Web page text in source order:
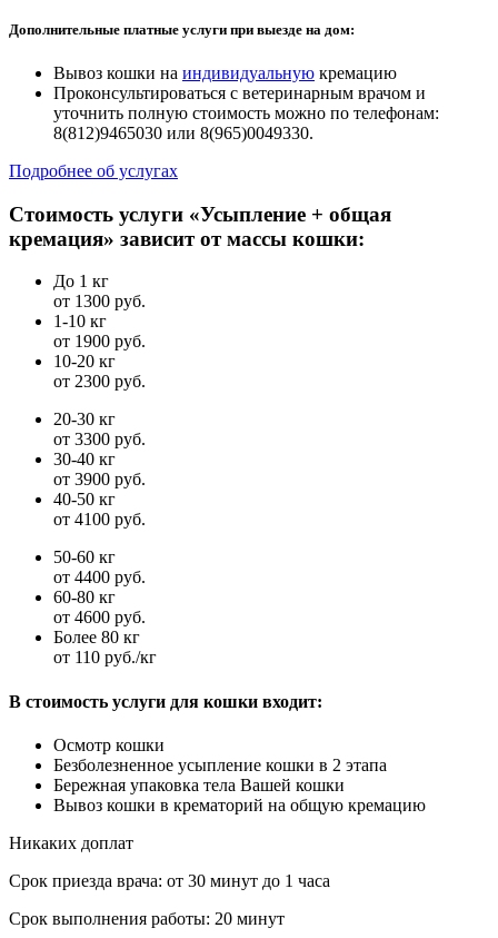
Дополнительные платные услуги при выезде на дом:
Вывоз кошки на индивидуальную кремацию
Проконсультироваться с ветеринарным врачом и
уточнить полную стоимость можно по телефонам:
8(812)9465030 или 8(965)0049330.
Подробнее об услугах
Стоимость услуги «Усыпление + общая
кремация» зависит от массы кошки:
До 1 кг
от 1300 руб.
1-10 кг
от 1900 руб.
10-20 кг
от 2300 руб.
20-30 кг
от 3300 руб.
30-40 кг
от 3900 руб.
40-50 кг
от 4100 руб.
50-60 кг
от 4400 руб.
60-80 кг
от 4600 руб.
Более 80 кг
от 110 руб./кг
В стоимость услуги для кошки входит:
Осмотр кошки
Безболезненное усыпление кошки в 2 этапа
Бережная упаковка тела Вашей кошки
Вывоз кошки в крематорий на общую кремацию
Никаких доплат
Срок приезда врача: от 30 минут до 1 часа
Срок выполнения работы: 20 минут